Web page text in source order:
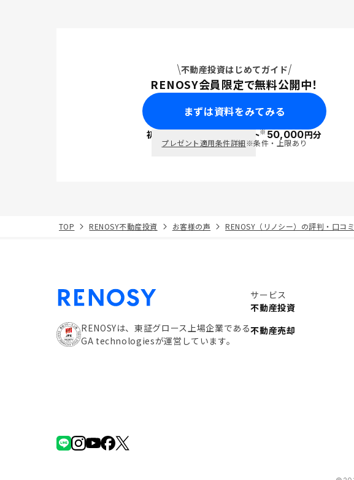
不動産投資はじめてガイド
RENOSY会員限定で無料公開中！
まずは資料をみてみる
初回面談で ポイント※50,000円分
プレゼント適用条件詳細※条件・上限あり
TOP RENOSY不動産投資 お客様の声 RENOSY（リノシー）の評判・口コミ
RENOSYは、東証グロース上場企業である
GA technologiesが運営しています。
サービス
不動産投資
不動産売却